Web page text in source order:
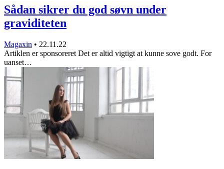
Sådan sikrer du god søvn under
graviditeten
Magaxin • 22.11.22
Artiklen er sponsoreret Det er altid vigtigt at kunne sove godt. For
uanset…